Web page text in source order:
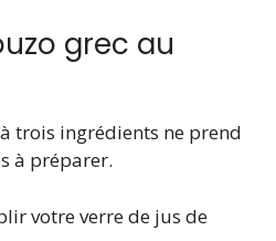
grec au
trois ingrédients ne prend
à préparer.
votre verre de jus de